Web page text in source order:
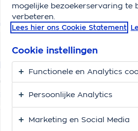
€ 15,06per
veelvoorkomende zorgkosten
,spoedeisende zorg in het
alternatieve geneesmiddelenen
mogelijke bezoekerservaring te
verbeteren.
Lees hier ons Cookie Statement
Cookie instellingen
Functionele en Analytics
Persoonlijke Analytics
Marketing en Social Media